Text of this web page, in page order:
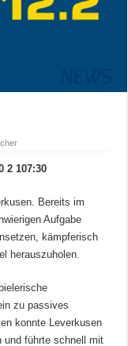
2 107:30
Bereits im
Aufgabe
kämpferisch
herauszuholen.
zu passives
konnte Leverkusen
und führte schnell mit